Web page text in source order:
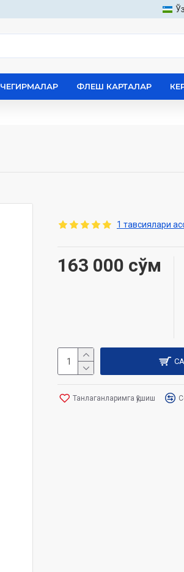
ЧЕГИРМАЛАР ФЛЕШ КАРТАЛАР
1 тавсиялари
163 000 сўм
Танлаганларимга қўшиш